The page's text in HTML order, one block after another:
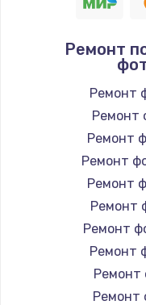
Полный
Ремонт
Ремонт
Ремонт
Ремонт
Ремонт
Ремонт
Ремонт
Ремонт
Ремонт
Ремонт
Ремонт
Ремонт